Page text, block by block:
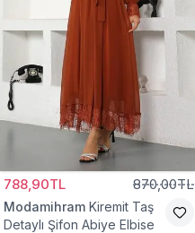
788,90TL 870,00TL
Modamihram Kiremit Taş
Detaylı Şifon Abiye Elbise